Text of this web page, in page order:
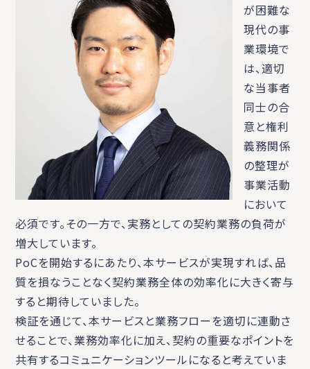
が困難な
現代の事
業環境で
は、適切
な当事者
同士の合
意と権利
義務関係
の整理が
事業活動
において
必須です。その一方で、実務としての契約業務の負荷が
増大しています。
PoCを開始するにあたり、本サービスが実現すれば、品
質を損なうことなく契約業務全体の効率化に大きく寄与
すると期待していました。
検証を通じて、本サービスと業務フローを適切に連動さ
せることで、業務効率化に加え、契約の重要なポイントを
共有するコミュニケーションツールになると考えていま